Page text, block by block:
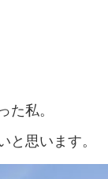
た私。
と思います。